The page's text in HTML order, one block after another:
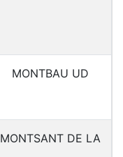
MONTBAU UD
MONTSANT DE LA